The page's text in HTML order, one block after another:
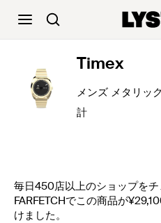
Timex
メンズ メタリッ
計
毎日450店以上のショップを
FARFETCHでこの商品が
けました。